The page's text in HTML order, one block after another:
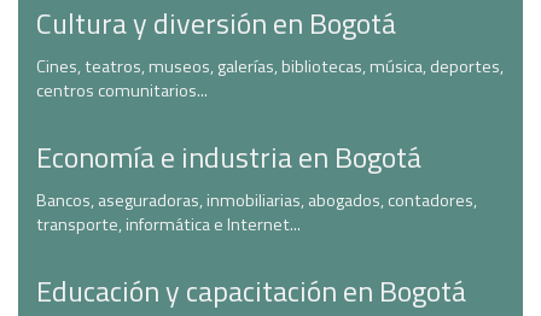
Cultura y diversión en Bogotá
Cines, teatros, museos, galerías, bibliotecas, música, deportes,
centros comunitarios...
Economía e industria en Bogotá
Bancos, aseguradoras, inmobiliarias, abogados, contadores,
transporte, informática e Internet...
Educación y capacitación en Bogotá